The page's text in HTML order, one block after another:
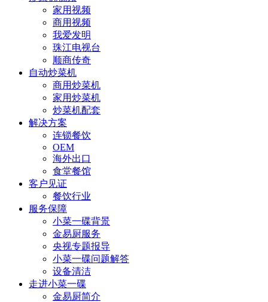
家用视频
商用视频
我爱发明
珠江电视台
顺商传奇
自动炒菜机
商用炒菜机
家用炒菜机
炒菜机配套
解决方案
连锁餐饮
OEM
海外出口
食堂餐馆
客户见证
餐饮行业
服务保障
小菜一碟背景
金易厨服务
央视专题报导
小菜一碟问题解答
设备清洁
走进小菜一碟
金易厨简介